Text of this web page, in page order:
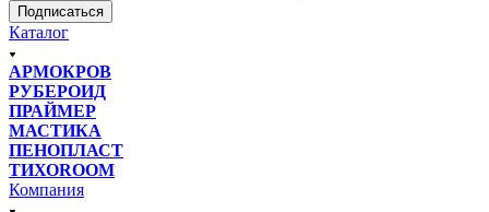
Подписаться
Каталог
АРМОКРОВ
РУБЕРОИД
ПРАЙМЕР
МАСТИКА
ПЕНОПЛАСТ
ТИХОROOM
Компания